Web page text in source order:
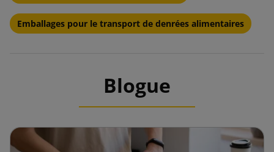
Emballages pour le transport de denrées alimentaires
Blogue